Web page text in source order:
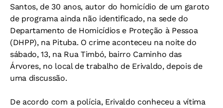
Santos, de 30 anos, autor do homicídio de um garoto
de programa ainda não identificado, na sede do
Departamento de Homicídios e Proteção à Pessoa
(DHPP), na Pituba. O crime aconteceu na noite do
sábado, 13, na Rua Timbó, bairro Caminho das
Árvores, no local de trabalho de Erivaldo, depois de
uma discussão.
De acordo com a polícia, Erivaldo conheceu a vítima